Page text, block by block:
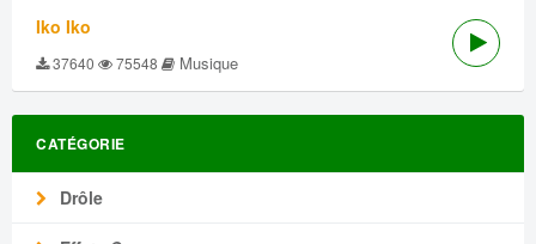
Iko Iko
37640 75548 Musique
CATÉGORIE
Drôle